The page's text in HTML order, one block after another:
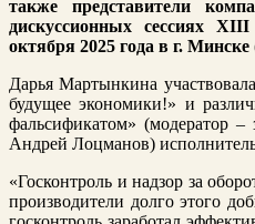
также представители
дискуссионных сессиях
октября 2025 года в г.
Дарья Мартынкина
будущее экономики!» и
фальсификатом» (модератор
Андрей Лоцманов)
«Госконтроль и надзор за
производители долго этого